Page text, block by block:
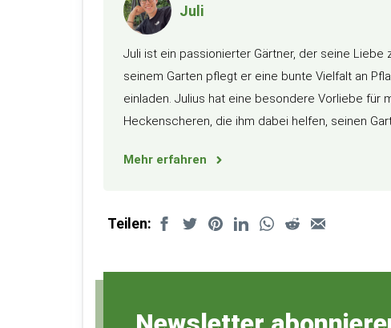
Juli
Juli ist ein passionierter Gärtner, der seine Liebe
seinem Garten pflegt er eine bunte Vielfalt an
einladen. Julius hat eine besondere Vorliebe für
Heckenscheren, die ihm dabei helfen, seinen
Mehr erfahren
Teilen: